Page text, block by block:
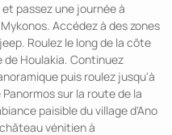
passez une journée à
Accédez à des zones
Roulez le long de la côte
de Houlakia. Continuez
puis roulez jusqu'à
sur la route de la
paisible du village d'Ano
vénitien à